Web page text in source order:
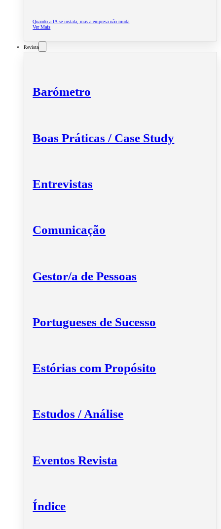
Quando a IA se instala, mas a empresa não muda
Ver Mais
Revista
Barómetro
Boas Práticas / Case Study
Entrevistas
Comunicação
Gestor/a de Pessoas
Portugueses de Sucesso
Estórias com Propósito
Estudos / Análise
Eventos Revista
Índice